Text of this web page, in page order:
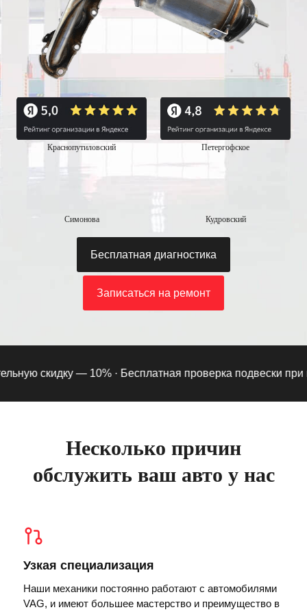
Краснопутиловский Петергофское
Симонова Кудровский
Бесплатная диагностика
Записаться на ремонт
скидку — 10% ·Бесплатная проверка подвески при
Несколько причин
обслужить ваш авто у нас
Узкая специализация
Наши механики постоянно работают с автомобилями
VAG, и имеют большее мастерство и преимущество в